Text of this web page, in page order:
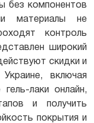
без компонентов
материалы не
контроль
широкий
скидки и
включая
лаки онлайн,
и получить
покрытия и